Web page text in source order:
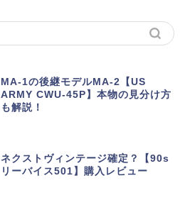
MA-1の後継モデルMA-2【US
ARMY CWU-45P】本物の見分け方
も解説！
ネクストヴィンテージ確定？【90s
リーバイス501】購入レビュー